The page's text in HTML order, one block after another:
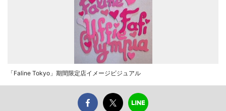
「Faline Tokyo」期間限定店イメージビジュアル